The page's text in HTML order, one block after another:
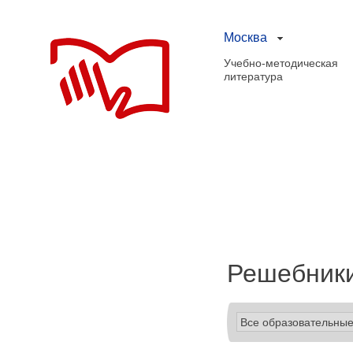
Москва
Учебно-методическая
литература